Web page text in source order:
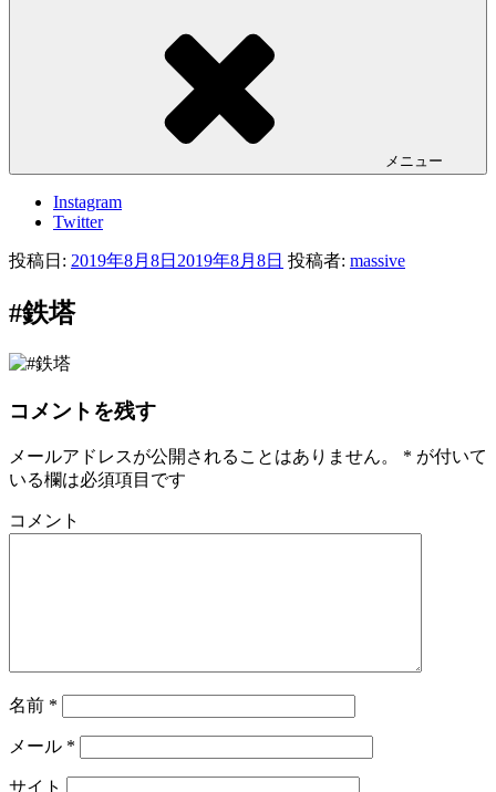
メニュー
Instagram
Twitter
投稿日: 2019年8月8日 2019年8月8日 投稿者: massive
#鉄塔
コメントを残す
メールアドレスが公開されることはありません。 * が付いて
いる欄は必須項目です
コメント
名前 *
メール *
サイト